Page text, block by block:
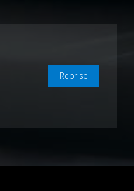
Reprise